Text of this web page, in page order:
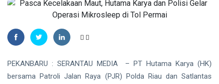
PEKANBARU : SERANTAU MEDIA – PT Hutama Karya (HK)
bersama Patroli Jalan Raya (PJR) Polda Riau dan Satlantas